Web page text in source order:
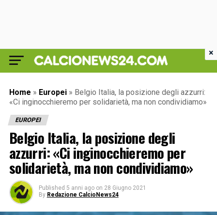
Home » Europei » Belgio Italia, la posizione degli azzurri:
«Ci inginocchieremo per solidarietà, ma non condividiamo»
EUROPEI
Belgio Italia, la posizione degli
azzurri: «Ci inginocchieremo per
solidarietà, ma non condividiamo»
Published 5 anni ago on 28 Giugno 2021
By Redazione CalcioNews24
×